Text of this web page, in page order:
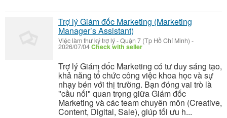
Trợ lý Giám đốc Marketing (Marketing
Manager’s Assistant)
Việc làm thư ký trợ lý-Quận 7 (Tp Hồ Chí Minh) -
2026/07/04Check with seller
Trợ lý Giám đốc Marketing có tư duy sáng tạo,
khả năng tổ chức công việc khoa học và sự
nhạy bén với thị trường. Bạn đóng vai trò là
"cầu nối" quan trọng giữa Giám đốc
Marketing và các team chuyên môn (Creative,
Content, Digital, Sale), giúp tối ưu h...